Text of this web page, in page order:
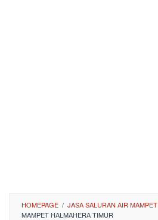
HOMEPAGE / JASA SALURAN AIR MAMPET
MAMPET HALMAHERA TIMUR